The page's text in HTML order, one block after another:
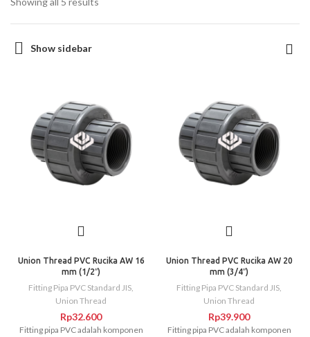
Show sidebar
Union Thread PVC Rucika AW 16
mm (1/2″)
Fitting Pipa PVC Standard JIS,
Union Thread
Rp32.600
Fitting pipa PVC adalah komponen
Union Thread PVC Rucika AW 20
mm (3/4″)
Fitting Pipa PVC Standard JIS,
Union Thread
Rp39.900
Fitting pipa PVC adalah komponen